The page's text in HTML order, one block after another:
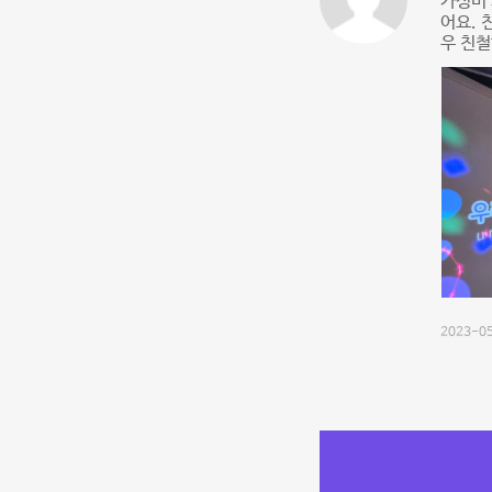
어요.
우 친
2023-